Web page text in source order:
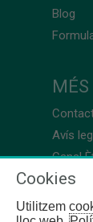
Blog
Avís
Canal
Cookies
Utilitzem